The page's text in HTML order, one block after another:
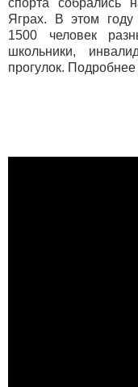
спорта собрались
Яграх. В этом году
1500 человек
школьники,
прогулок.